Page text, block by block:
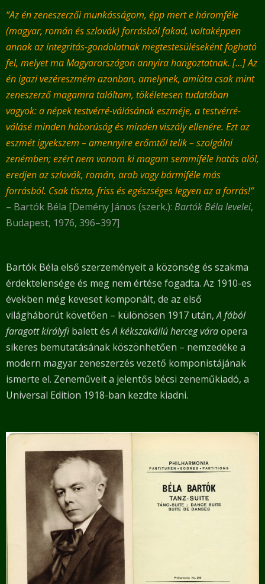
“Az én zeneszerzői munkásságom, épp mert e háromféle
(magyar, román és szlovák) forrásból fakad, voltaképpen
annak az integritás-gondolatnak megtestesüléseként fogható
fel, melyet ma Magyarországon annyira hangoztatnak. […] Az
én igazi vezéreszmém azonban, amelynek, amióta csak mint
zeneszerző magamra találtam, tökéletesen tudatában
vagyok: a népek testvérré-válásának eszméje, a testvérré-
válásé minden háborúság és minden viszály ellenére. Ezt az
eszmét igyekszem – amennyire erőmtől telik – szolgálni
zenémben; ezért nem vonom ki magam semmiféle hatás alól,
eredjen az szlovák, román, arab vagy bármiféle más
forrásból. Csak tiszta, friss és egészséges legyen az a forrás!“
– Bartók Béla [Demény János (szerk.): Bartók Béla levelei,
Budapest, 1976, 396–397]
Bartók Béla első szerzeményeit a közönség és szakma
érdektelensége és meg nem értése fogadta. Az 1910-es
években még keveset komponált, de az első
világháborút követően – különösen 1917 után,A fából
faragott királyfi balett ésA kékszakállú herceg váraopera
sikeres bemutatásának köszönhetően – nemzedéke a
modern magyar zeneszerzés vezető komponistájának
ismerte el. Zeneműveit a jelentős bécsi zeneműkiadó, a
Universal Edition 1918-ban kezdte kiadni.